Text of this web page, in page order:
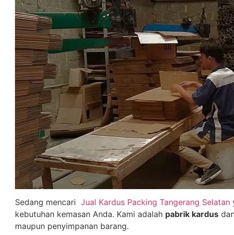
Sedang mencari Jual Kardus Packing Tangerang Selatan
kebutuhan kemasan Anda. Kami adalah pabrik kardus
maupun penyimpanan barang.